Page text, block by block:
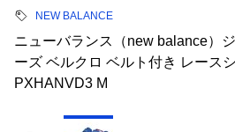
NEW BALANCE
ニューバランス（new balance）
ーズ ベルクロ ベルト付き レース
PXHANVD3 M